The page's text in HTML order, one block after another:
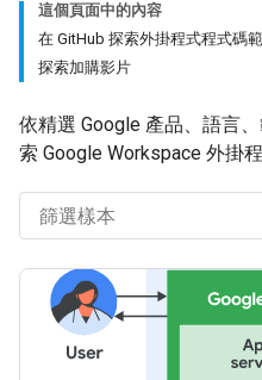
這個頁面中的內容
在 GitHub 探索外掛程式程式碼
探索加購影片
依精選 Google 產品、語言
索 Google Workspace 外掛